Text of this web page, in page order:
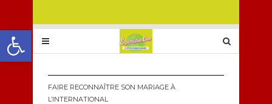
Ouvrir la barre d’outils
FAIRE RECONNAÎTRE SON MARIAGE À
L’INTERNATIONAL